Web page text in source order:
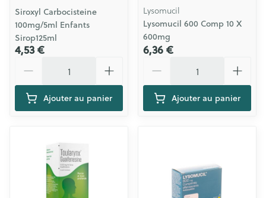
Siroxyl Carbocisteine
100mg/5ml Enfants
Sirop125ml
4,53 €
Ajouter au panier
Lysomucil
Lysomucil 600 Comp 10 X
600mg
6,36 €
Ajouter au panier